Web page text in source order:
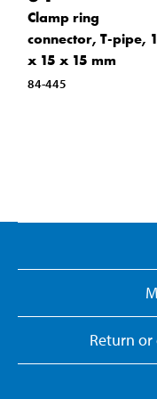
Clamp ring
connector, T-pipe,
x 15 x 15 mm
84-445
Return